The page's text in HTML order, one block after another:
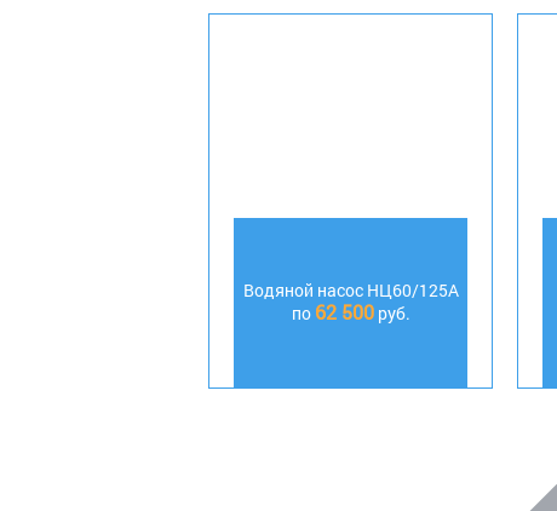
Водяной насос НЦ60/125А
по 62 500руб.